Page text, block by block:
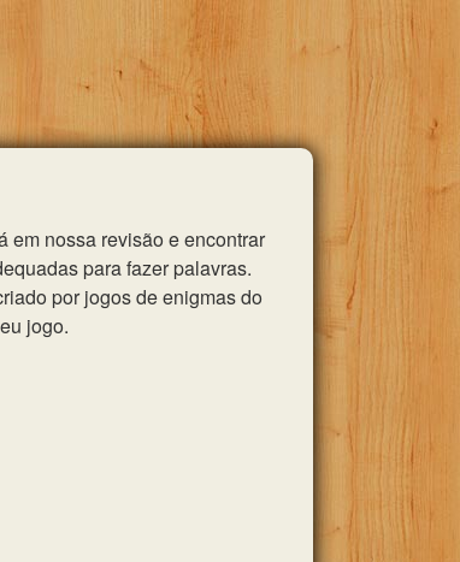
em nossa revisão e encontrar
para fazer palavras.
por jogos de enigmas do
jogo.